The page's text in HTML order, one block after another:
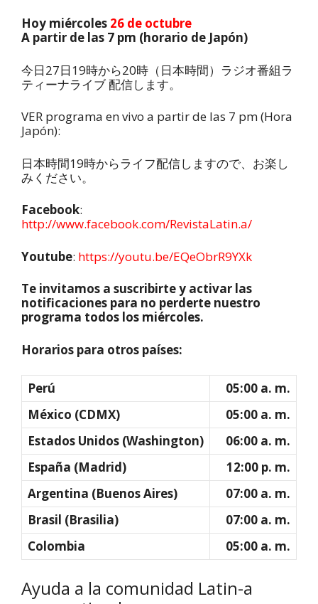
Hoy miércoles 26 de octubre
A partir de las 7 pm (horario de Japón)
今日27日19時から20時（日本時間）ラジオ番組ラ
ティーナライブ 配信します。
VER programa en vivo a partir de las 7 pm (Hora
Japón):
日本時間19時からライフ配信しますので、お楽し
みください。
Facebook:
http://www.facebook.com/RevistaLatin.a/
Youtube: https://youtu.be/EQeObrR9YXk
Te invitamos a suscribirte y activar las
notificaciones para no perderte nuestro
programa todos los miércoles.
Horarios para otros países:
Perú
05:00 a. m.
México (CDMX)
05:00 a. m.
Estados Unidos (Washington)
06:00 a. m.
España (Madrid)
12:00 p. m.
Argentina (Buenos Aires)
07:00 a. m.
Brasil (Brasilia)
07:00 a. m.
Colombia
05:00 a. m.
Ayuda a la comunidad Latin-a